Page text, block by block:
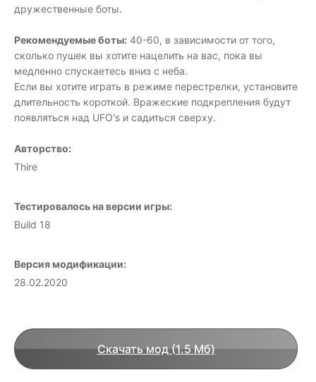
дружественные боты.
Рекомендуемые боты: 40-60, в зависимости от того,
сколько пушек вы хотите нацелить на вас, пока вы
медленно спускаетесь вниз с неба.
Если вы хотите играть в режиме перестрелки, установите
длительность короткой. Вражеские подкрепления будут
появляться над UFO's и садиться сверху.
Авторство:
Thire
Тестировалось на версии игры:
Build 18
Версия модификации:
28.02.2020
Скачать мод (1.5 Мб)